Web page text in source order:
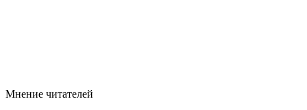
Мнение читателей